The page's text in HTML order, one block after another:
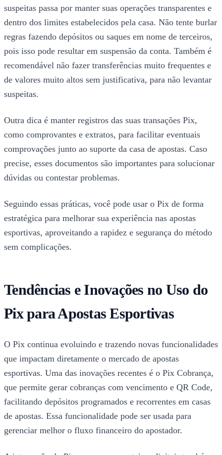
suspeitas passa por manter suas operações transparentes e
dentro dos limites estabelecidos pela casa. Não tente burlar
regras fazendo depósitos ou saques em nome de terceiros,
pois isso pode resultar em suspensão da conta. Também é
recomendável não fazer transferências muito frequentes e
de valores muito altos sem justificativa, para não levantar
suspeitas.
Outra dica é manter registros das suas transações Pix,
como comprovantes e extratos, para facilitar eventuais
comprovações junto ao suporte da casa de apostas. Caso
precise, esses documentos são importantes para solucionar
dúvidas ou contestar problemas.
Seguindo essas práticas, você pode usar o Pix de forma
estratégica para melhorar sua experiência nas apostas
esportivas, aproveitando a rapidez e segurança do método
sem complicações.
Tendências e Inovações no Uso do
Pix para Apostas Esportivas
O Pix continua evoluindo e trazendo novas funcionalidades
que impactam diretamente o mercado de apostas
esportivas. Uma das inovações recentes é o Pix Cobrança,
que permite gerar cobranças com vencimento e QR Code,
facilitando depósitos programados e recorrentes em casas
de apostas. Essa funcionalidade pode ser usada para
gerenciar melhor o fluxo financeiro do apostador.